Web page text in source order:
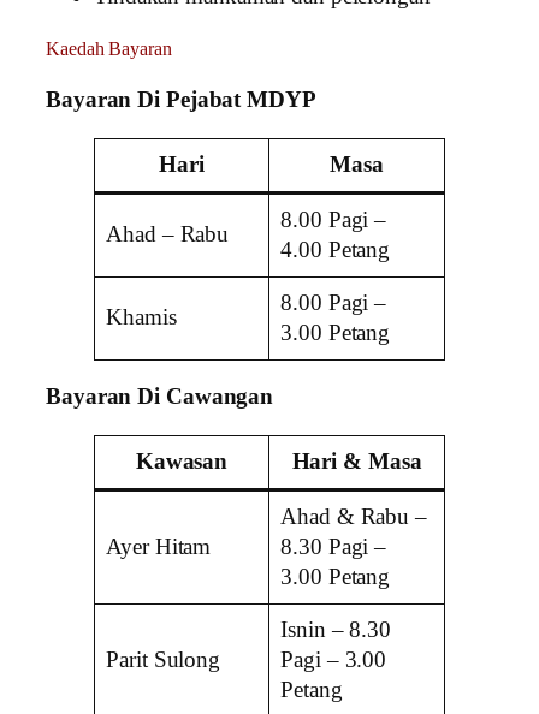
Kaedah Bayaran
Bayaran Di Pejabat MDYP
Hari Masa
Ahad – Rabu
8.00 Pagi –
4.00 Petang
Khamis
8.00 Pagi –
3.00 Petang
Bayaran Di Cawangan
Kawasan Hari & Masa
Ayer Hitam
Ahad & Rabu –
8.30 Pagi –
3.00 Petang
Parit Sulong
Isnin – 8.30
Pagi – 3.00
Petang